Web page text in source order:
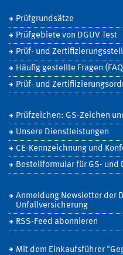
Prüfgrundsätze
Prüfgebiete von DGUV Test
Prüf- und
Häufig gestellte Fragen
Prüf- und
Prüfzeichen: GS-Zeichen
Unsere Dienstleistungen
CE-Kennzeichnung und
Bestellformular für GS- und
Anmeldung Newsletter der
Unfallversicherung
RSS-Feed abonnieren
Mit dem Einkaufsführer